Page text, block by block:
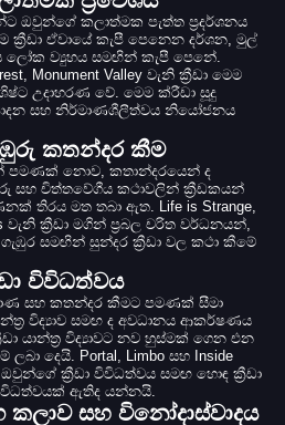
ඔවුන්ගේ කලාත්මක පැත්ත ප්‍රදර්ශනය
ක්‍රීඩා ඒවායේ කැපී පෙනෙන දර්ශන, මුල්
ව්‍යුහය සමඟින් කැපී පෙනේ.
Monument Valley වැනි ක්‍රීඩා මෙම
උදාහරණ වේ. මෙම ක්රීඩා සූදු
සහ නිර්මාණශීලීත්වය නියෝජනය
කතන්දර කීම
පමණක් නොව, කතාන්දරයෙන් ද
සහ චිත්තවේගීය කථාවලින් ක්‍රීඩකයන්
තිරය මත තබා ඇත. Life is Strange,
වැනි ක්‍රීඩා මගින් ප්‍රබල චරිත වර්ධනයන්,
සමඟින් සුන්දර ක්‍රීඩා වල කථා කීමේ
විවිධත්වය
සහ කතන්දර කීමට පමණක් සීමා
විද්‍යාව සමඟ ද අවධානය ආකර්ෂණය
යාන්ත්‍ර විද්‍යාවට නව හුස්මක් ගෙන එන
දෙයි. Portal, Limbo සහ Inside
ක්‍රීඩා විවිධත්වය සමඟ හොඳ ක්‍රීඩා
ඇතිද යන්නයි.
කලාව සහ විනෝදාස්වාදය